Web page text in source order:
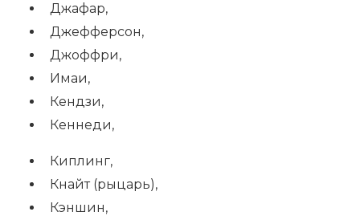
Джафар,
Джефферсон,
Джоффри,
Имаи,
Кендзи,
Кеннеди,
Киплинг,
Кнайт (рыцарь),
Кэншин,